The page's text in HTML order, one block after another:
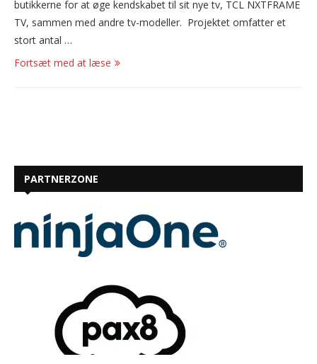
butikkerne for at øge kendskabet til sit nye tv, TCL NXTFRAME
TV, sammen med andre tv-modeller. Projektet omfatter et
stort antal …
Fortsæt med at læse
PARTNERZONE